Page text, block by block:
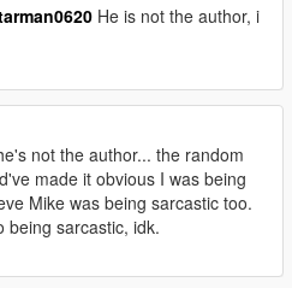
He is not the author, i
not the author... the random
made it obvious I was being
Mike was being sarcastic too.
being sarcastic, idk.